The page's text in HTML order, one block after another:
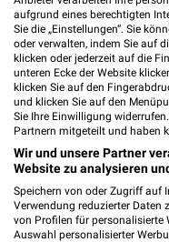
EP:Musik
42551
Heute
455,03 km
EURONICS
Friedrichstr.
aufgrund eines berechtigten
Sie die „Einstellungen“. Sie
oder verwalten, indem Sie auf
klicken oder jederzeit auf die
unteren Ecke der Website
klicken Sie auf den
und klicken Sie auf den
Sie Ihre Einwilligung
Partnern mitgeteilt und haben
Wir und unsere Partner
Website zu analysieren
Speichern von oder Zugriff auf
Verwendung reduzierter Daten
von Profilen für personalisierte
Auswahl personalisierter